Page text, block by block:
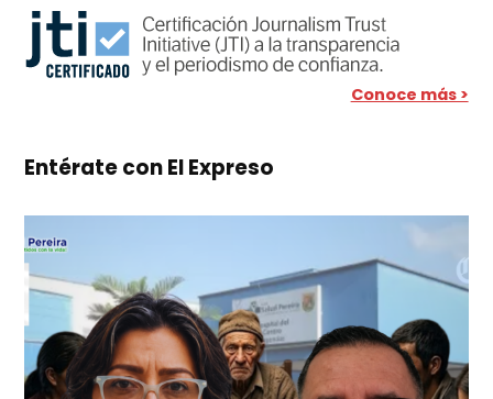
Conoce más >
Entérate con El Expreso